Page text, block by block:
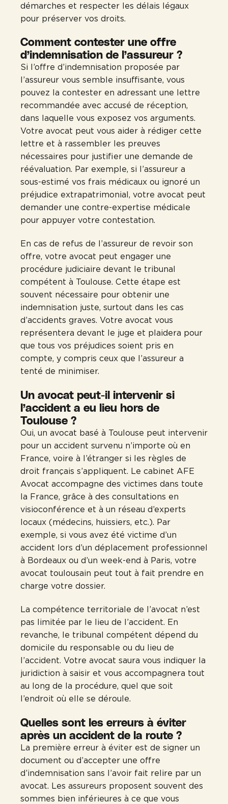
démarches et respecter les délais légaux
pour préserver vos droits.
Comment contester une offre
d’indemnisation de l’assureur ?
Si l’offre d’indemnisation proposée par
l’assureur vous semble insuffisante, vous
pouvez la contester en adressant une lettre
recommandée avec accusé de réception,
dans laquelle vous exposez vos arguments.
Votre avocat peut vous aider à rédiger cette
lettre et à rassembler les preuves
nécessaires pour justifier une demande de
réévaluation. Par exemple, si l’assureur a
sous-estimé vos frais médicaux ou ignoré un
préjudice extrapatrimonial, votre avocat peut
demander une contre-expertise médicale
pour appuyer votre contestation.
En cas de refus de l’assureur de revoir son
offre, votre avocat peut engager une
procédure judiciaire devant le tribunal
compétent à Toulouse. Cette étape est
souvent nécessaire pour obtenir une
indemnisation juste, surtout dans les cas
d’accidents graves. Votre avocat vous
représentera devant le juge et plaidera pour
que tous vos préjudices soient pris en
compte, y compris ceux que l’assureur a
tenté de minimiser.
Un avocat peut-il intervenir si
l’accident a eu lieu hors de
Toulouse ?
Oui, un avocat basé à Toulouse peut intervenir
pour un accident survenu n’importe où en
France, voire à l’étranger si les règles de
droit français s’appliquent. Le cabinet AFE
Avocat accompagne des victimes dans toute
la France, grâce à des consultations en
visioconférence et à un réseau d’experts
locaux (médecins, huissiers, etc.). Par
exemple, si vous avez été victime d’un
accident lors d’un déplacement professionnel
à Bordeaux ou d’un week-end à Paris, votre
avocat toulousain peut tout à fait prendre en
charge votre dossier.
La compétence territoriale de l’avocat n’est
pas limitée par le lieu de l’accident. En
revanche, le tribunal compétent dépend du
domicile du responsable ou du lieu de
l’accident. Votre avocat saura vous indiquer la
juridiction à saisir et vous accompagnera tout
au long de la procédure, quel que soit
l’endroit où elle se déroule.
Quelles sont les erreurs à éviter
après un accident de la route ?
La première erreur à éviter est de signer un
document ou d’accepter une offre
d’indemnisation sans l’avoir fait relire par un
avocat. Les assureurs proposent souvent des
sommes bien inférieures à ce que vous